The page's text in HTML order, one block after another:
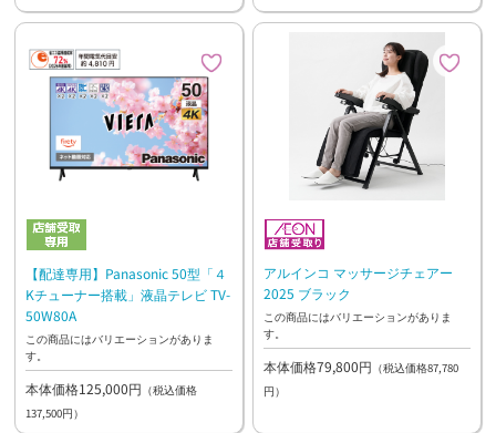
【配達専用】Panasonic 50型「４
Kチューナー搭載」液晶テレビ TV-
50W80A
この商品にはバリエーションがありま
す。
本体価格125,000円 （税込価格
137,500円）
アルインコ マッサージチェアー
2025 ブラック
この商品にはバリエーションがありま
す。
本体価格79,800円 （税込価格87,780
円）